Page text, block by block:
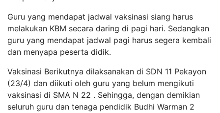
Guru yang mendapat jadwal vaksinasi siang harus
melakukan KBM secara daring di pagi hari. Sedangkan
guru yang mendapat jadwal pagi harus segera kembali
dan menyapa peserta didik.
Vaksinasi Berikutnya dilaksanakan di SDN 11 Pekayon
(23/4) dan diikuti oleh guru yang belum mengikuti
vaksinasi di SMA N 22 . Sehingga, dengan demikian
seluruh guru dan tenaga pendidik Budhi Warman 2